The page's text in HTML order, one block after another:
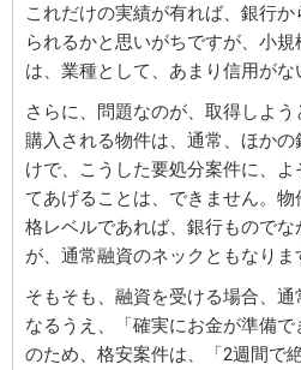
これだけの実績が有れば、銀行
られるかと思いがちですが、小
は、業種として、あまり信用がな
さらに、問題なのが、取得しよ
購入される物件は、通常、ほか
けで、こうした要処分案件に、
てあげることは、できません。
格レベルであれば、銀行もので
が、通常融資のネックともなりま
そもそも、融資を受ける場合、
なるうえ、「確実にお金が準備
のため、格安案件は、「2週間で